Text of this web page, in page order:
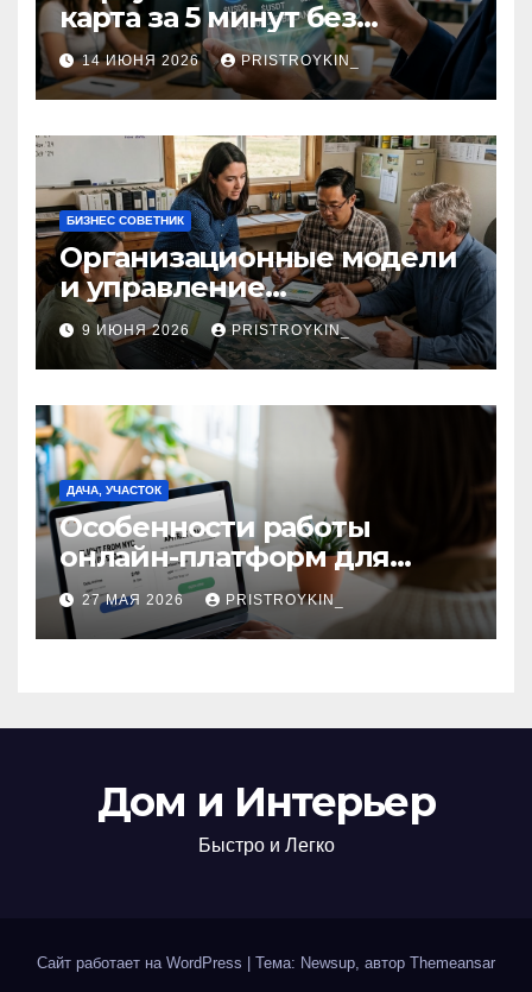
карта за 5 минут без
верификации и участия
банков с пополнением в
долларовом стейблкоине
14 ИЮНЯ 2026 PRISTROYKIN_
БИЗНЕС СОВЕТНИК
Организационные модели
и управление
сельскохозяйственными
компаниями и
предприятиями
9 ИЮНЯ 2026 PRISTROYKIN_
ДАЧА, УЧАСТОК
Особенности работы
онлайн-платформ для
поиска авиабилетов и
железнодорожных
билетов
27 МАЯ 2026 PRISTROYKIN_
Дом и Интерьер
Быстро и Легко
Сайт работает на WordPress Тема: Newsup, автор Themeansar